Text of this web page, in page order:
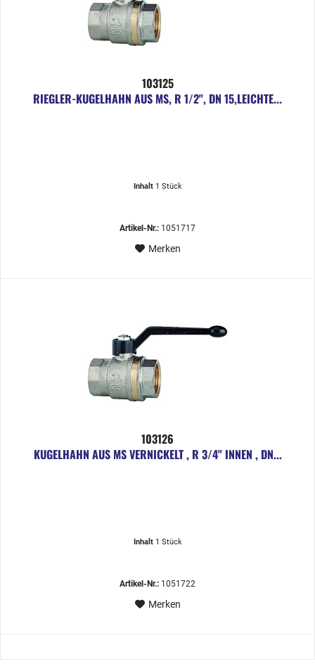
103125
RIEGLER-KUGELHAHN AUS MS, R 1/2", DN 15,LEICHTE...
Inhalt 1 Stück
Artikel-Nr.: 1051717
Merken
103126
KUGELHAHN AUS MS VERNICKELT , R 3/4" INNEN , DN...
Inhalt 1 Stück
Artikel-Nr.: 1051722
Merken